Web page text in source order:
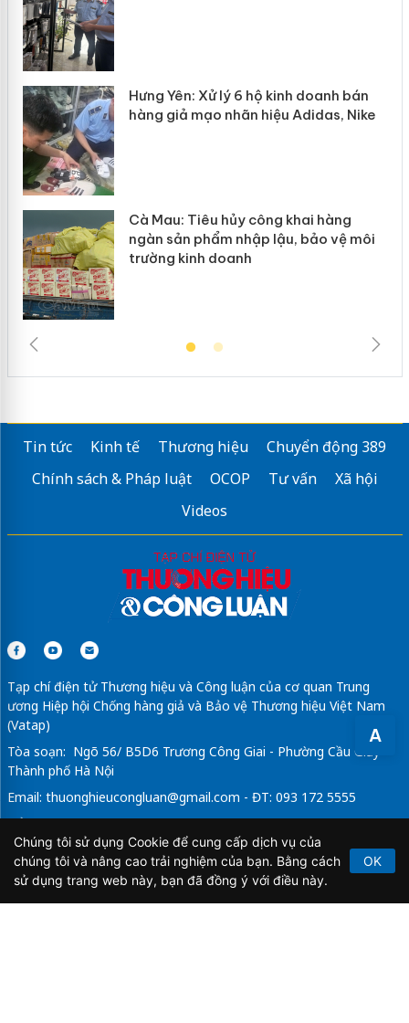
A
Hưng Yên: Xử lý 6 hộ kinh doanh bán
hàng giả mạo nhãn hiệu Adidas, Nike
Cà Mau: Tiêu hủy công khai hàng
ngàn sản phẩm nhập lậu, bảo vệ môi
trường kinh doanh
Tin tức Kinh tế Thương hiệu
Chuyển động 389
Chính sách & Pháp luật
OCOP Tư vấn
Xã hội
Videos
Tạp chí điện tử Thương hiệu và Công luận của cơ quan Trung
ương Hiệp hội Chống hàng giả và Bảo vệ Thương hiệu Việt Nam
(Vatap)
Tòa soạn: Ngõ 56/ B5D6 Trương Công Giai - Phường Cầu Giấy -
Thành phố Hà Nội
Email: thuonghieucongluan@gmail.com - ĐT: 093 172 5555
Tổng Biên Tập: Vũ Đức Thuận
Giấy phép hoạt động báo chí điện tử số 64/GP-BTTTT do Bộ
Thông tin và Truyền thông cấp ngày 21/2/2020.
Chúng tôi sử dụng Cookie để cung cấp dịch vụ của
chúng tôi và nâng cao trải nghiệm của bạn. Bằng cách
sử dụng trang web này, bạn đã đồng ý với điều này.
OK